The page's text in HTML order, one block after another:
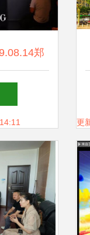
郑
六届化妆
精彩绽 更